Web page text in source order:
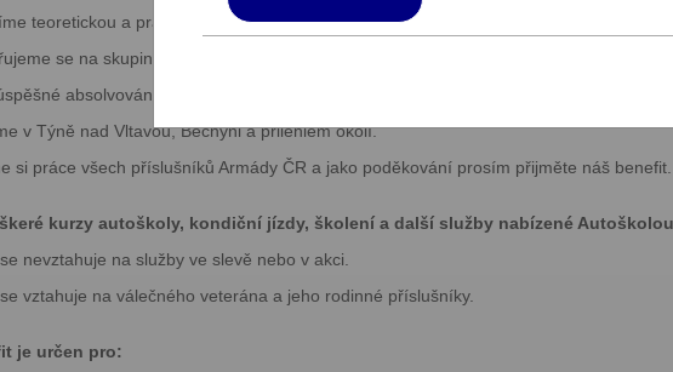
teoretickou a praktickou výuku vedoucí k získání řidičského průkazu.
se na skupiny řidičského oprávnění B, B+E, B96, B Automat.
absolvování autoškoly je naším společným a jediným cílem.
v Týně nad Vltavou, Bechyni a přilehlém okolí.
si práce všech příslušníků Armády ČR a jako poděkování prosím přijměte náš benefit.
kurzy autoškoly, kondiční jízdy, školení a další služby nabízené
nevztahuje na služby ve slevě nebo v akci.
vztahuje na válečného veterána a jeho rodinné příslušníky.
je určen pro: